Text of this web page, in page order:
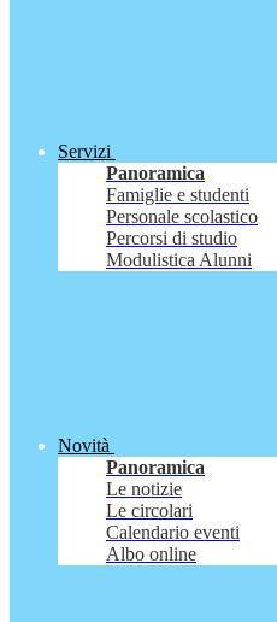
Servizi
Panoramica
Famiglie e studenti
Personale scolastico
Percorsi di studio
Modulistica Alunni
Novità
Panoramica
Le notizie
Le circolari
Calendario eventi
Albo online